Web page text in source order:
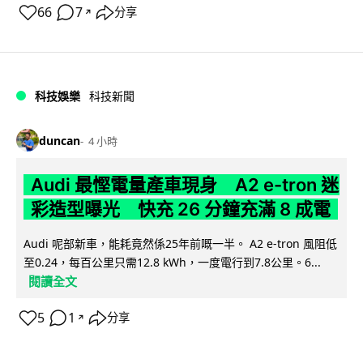
66 7 ↗ 分享
科技娛樂 科技新聞
duncan 4 小時
Audi 最慳電量產車現身 A2 e-tron 迷
彩造型曝光 快充 26 分鐘充滿 8 成電
Audi 呢部新車，能耗竟然係25年前嘅一半。 A2 e-tron 風阻低
至0.24，每百公里只需12.8 kWh，一度電行到7.8公里。6...
閱讀全文
5 1 ↗ 分享